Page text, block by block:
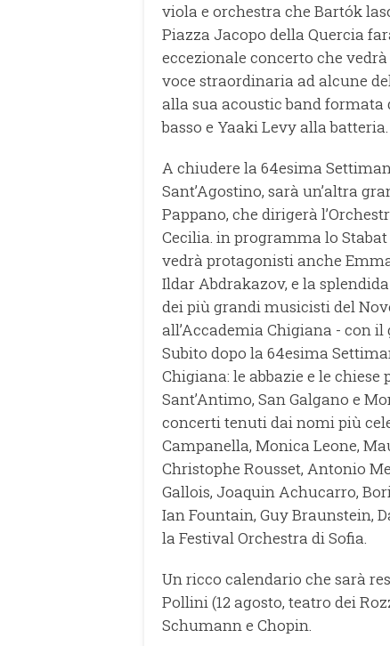
viola e orchestra che Bartók
Piazza Jacopo della Quercia
eccezionale concerto che
voce straordinaria ad alcune
alla sua acoustic band
basso e Yaaki Levy alla batteria.
A chiudere la 64esima
Sant’Agostino, sarà un’altra
Pappano, che dirigerà
Cecilia. in programma lo
vedrà protagonisti anche
Ildar Abdrakazov, e la
dei più grandi musicisti del
all’Accademia Chigiana - con
Subito dopo la 64esima
Chigiana: le abbazie e le
Sant’Antimo, San Galgano e
concerti tenuti dai nomi più
Campanella, Monica Leone,
Christophe Rousset, Antonio
Gallois, Joaquin Achucarro,
Ian Fountain, Guy Braunstein,
la Festival Orchestra di Sofia.
Un ricco calendario che sarà
Pollini (12 agosto, teatro dei
Schumann e Chopin.